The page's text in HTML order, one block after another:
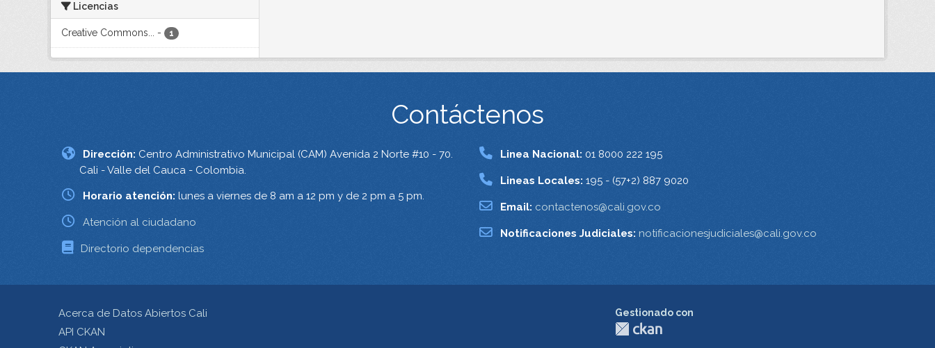
Licencias
Creative Commons... - 1
Contáctenos
Dirección: Centro Administrativo Municipal (CAM) Avenida 2 Norte #10 - 70.
Cali - Valle del Cauca - Colombia.
Horario atención: lunes a viernes de 8 am a 12 pm y de 2 pm a 5 pm.
Atención al ciudadano
Directorio dependencias
Linea Nacional: 01 8000 222 195
Lineas Locales: 195 - (57+2) 887 9020
Email: contactenos@cali.gov.co
Notificaciones Judiciales: notificacionesjudiciales@cali.gov.co
Acerca de Datos Abiertos Cali
API CKAN
Gestionado con